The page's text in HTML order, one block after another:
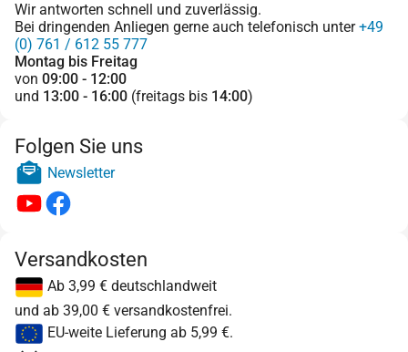
Wir antworten schnell und zuverlässig.
Bei dringenden Anliegen gerne auch telefonisch unter+49
(0) 761 / 612 55 777
Montag bis Freitag
von 09:00 - 12:00
und 13:00 - 16:00 (freitags bis 14:00)
Folgen Sie uns
Newsletter
Versandkosten
Ab 3,99 € deutschlandweit
und ab 39,00 € versandkostenfrei.
EU-weite Lieferung ab 5,99 €.